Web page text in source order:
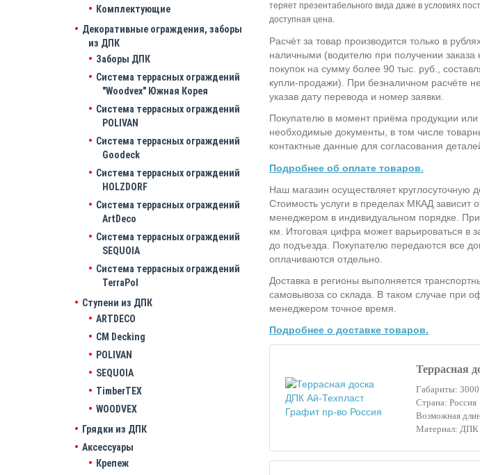
теряет презентабельного вида даже в условиях
доступная цена.
Расчёт за товар производится только в
наличными (водителю при получении
покупок на сумму более 90 тыс. руб.,
купли-продажи). При безналичном расчёте
указав дату перевода и номер заявки.
Покупателю в момент приёма продукции или
необходимые документы, в том числе
контактные данные для согласования
Подробнее об оплате товаров.
Наш магазин осуществляет круглосуточную
Стоимость услуги в пределах МКАД зависит
менеджером в индивидуальном порядке.
км. Итоговая цифра может варьироваться в
до подъезда. Покупателю передаются все
оплачиваются отдельно.
Доставка в регионы выполняется
самовывоза со склада. В таком случае при
менеджером точное время.
Подробнее о доставке товаров.
Террасная
Габариты:
Страна: Россия
Возможная
Материал: ДПК
Комплектующие
Декоративные ограждения, заборы
из ДПК
Заборы ДПК
Система террасных ограждений
"Woodvex" Южная Корея
Система террасных ограждений
POLIVAN
Система террасных ограждений
Goodeck
Система террасных ограждений
HOLZDORF
Система террасных ограждений
ArtDeco
Система террасных ограждений
SEQUOIA
Система террасных ограждений
TerraPol
Ступени из ДПК
ARTDECO
CM Decking
POLIVAN
SEQUOIA
TimberTEX
WOODVEX
Грядки из ДПК
Аксессуары
Крепеж